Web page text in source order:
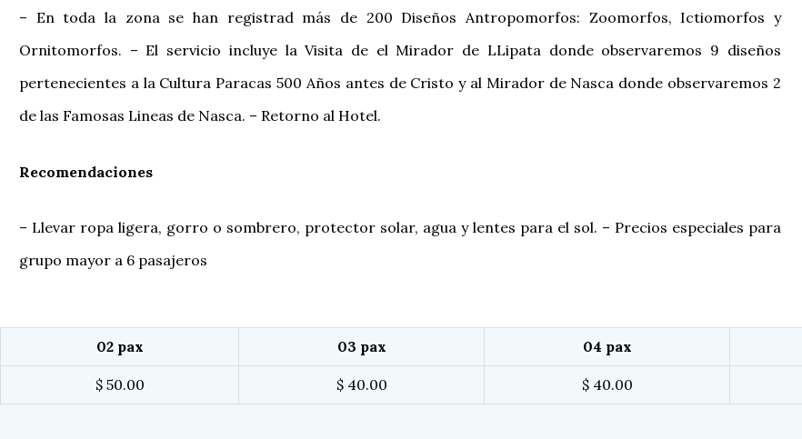
– En toda la zona se han registrad más de 200 Diseños Antropomorfos: Zoomorfos, Ictiomorfos y
Ornitomorfos. – El servicio incluye la Visita de el Mirador de LLipata donde observaremos 9 diseños
pertenecientes a la Cultura Paracas 500 Años antes de Cristo y al Mirador de Nasca donde observaremos 2
de las Famosas Lineas de Nasca. – Retorno al Hotel.
Recomendaciones
– Llevar ropa ligera, gorro o sombrero, protector solar, agua y lentes para el sol. – Precios especiales para
grupo mayor a 6 pasajeros
02 pax 03 pax 04 pax
$ 50.00 $ 40.00 $ 40.00